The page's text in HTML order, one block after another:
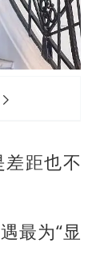
距也不
最为“显